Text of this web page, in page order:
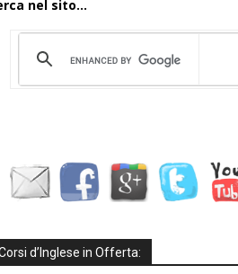
nel sito...
d’Inglese in Offerta: